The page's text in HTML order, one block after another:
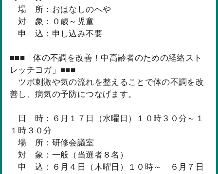
場 所：おはなしのへや
対 象：０歳～児童
申 込：申し込み不要
■■■「体の不調を改善！中高齢者のための経絡スト
レッチヨガ」■■■
ツボ刺激や気の流れを整えることで体の不調を改
善し、病気の予防につなげます。
日 時：６月１７日（水曜日）１０時３０分～１
１時３０分
場 所：研修会議室
対 象：一般（当選者８名）
申 込：６月４日（木曜日）１０時～ ６月７日